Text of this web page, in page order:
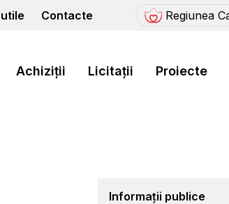
Contacte Regiunea
Achiziții Licitații Proiecte
Informații publice